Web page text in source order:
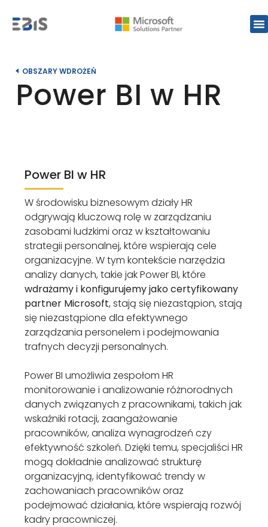
OBSZARY WDROŻEŃ
Power BI w HR
Power BI w HR
W środowisku biznesowym działy HR
odgrywają kluczową rolę w zarządzaniu
zasobami ludzkimi oraz w kształtowaniu
strategii personalnej, które wspierają cele
organizacyjne. W tym kontekście narzędzia
analizy danych, takie jak Power BI, które
wdrażamy i konfigurujemy jako certyfikowany
partner Microsoft, stają się niezastąpion, stają
się niezastąpione dla efektywnego
zarządzania personelem i podejmowania
trafnych decyzji personalnych.
Power BI umożliwia zespołom HR
monitorowanie i analizowanie różnorodnych
danych związanych z pracownikami, takich jak
wskaźniki rotacji, zaangażowanie
pracowników, analiza wynagrodzeń czy
efektywność szkoleń. Dzięki temu, specjaliści HR
mogą dokładnie analizować strukturę
organizacyjną, identyfikować trendy w
zachowaniach pracowników oraz
podejmować działania, które wspierają rozwój
kadry pracowniczej.